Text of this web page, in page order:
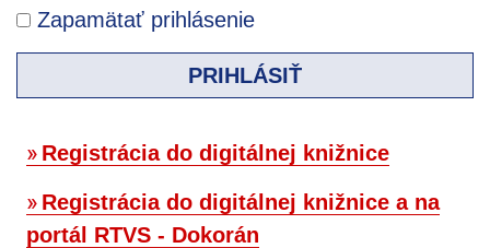
Zapamätať prihlásenie
PRIHLÁSIŤ
Registrácia do digitálnej knižnice
Registrácia do digitálnej knižnice a na
portál RTVS - Dokorán